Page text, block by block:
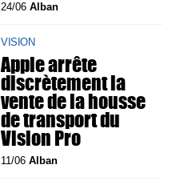
24/06Alban
VISION
Apple arrête
discrètement la
vente de la housse
de transport du
Vision Pro
11/06Alban